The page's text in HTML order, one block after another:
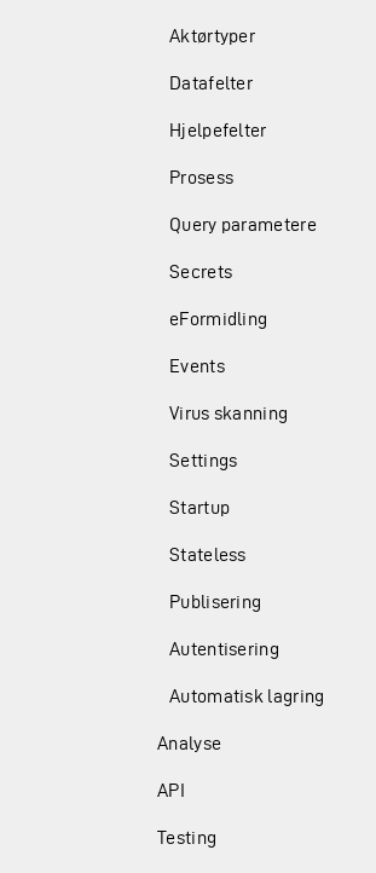
Aktørtyper
Datafelter
Hjelpefelter
Prosess
Query parametere
Secrets
eFormidling
Events
Virus skanning
Settings
Startup
Stateless
Publisering
Autentisering
Automatisk lagring
Analyse
API
Testing